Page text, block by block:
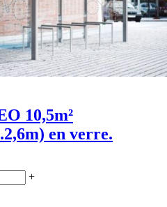
10,5m²
en verre.
+